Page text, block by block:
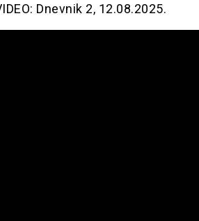
Dnevnik 2, 12.08.2025.